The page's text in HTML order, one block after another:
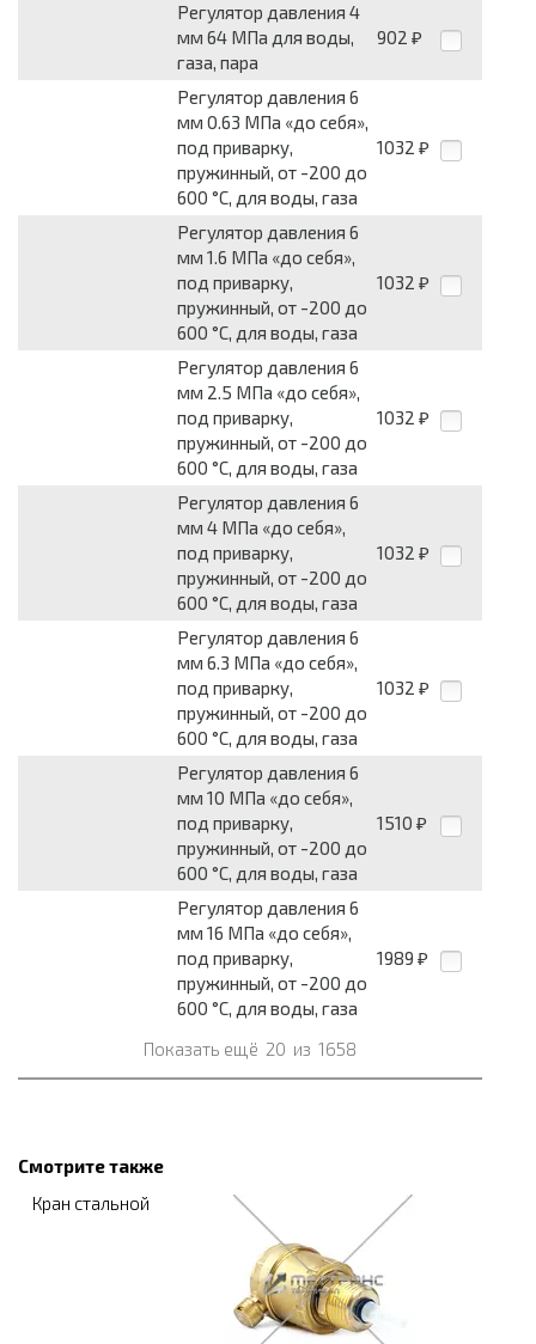
Регулятор давления 4
мм 64 МПа для воды,
газа, пара
902 ₽
Регулятор давления 6
мм 0.63 МПа «до себя»,
под приварку,
пружинный, от -200 до
600 °С, для воды, газа
1032 ₽
Регулятор давления 6
мм 1.6 МПа «до себя»,
под приварку,
пружинный, от -200 до
600 °С, для воды, газа
1032 ₽
Регулятор давления 6
мм 2.5 МПа «до себя»,
под приварку,
пружинный, от -200 до
600 °С, для воды, газа
1032 ₽
Регулятор давления 6
мм 4 МПа «до себя»,
под приварку,
пружинный, от -200 до
600 °С, для воды, газа
1032 ₽
Регулятор давления 6
мм 6.3 МПа «до себя»,
под приварку,
пружинный, от -200 до
600 °С, для воды, газа
1032 ₽
Регулятор давления 6
мм 10 МПа «до себя»,
под приварку,
пружинный, от -200 до
600 °С, для воды, газа
1510 ₽
Регулятор давления 6
мм 16 МПа «до себя»,
под приварку,
пружинный, от -200 до
600 °С, для воды, газа
1989 ₽
Показать ещё 20 из 1658
Смотрите также
Кран стальной